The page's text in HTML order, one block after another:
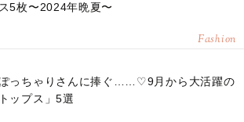
5枚〜2024年晩夏〜
Fashion
っちゃりさんに捧ぐ……♡9月から大活躍の
トップス」5選